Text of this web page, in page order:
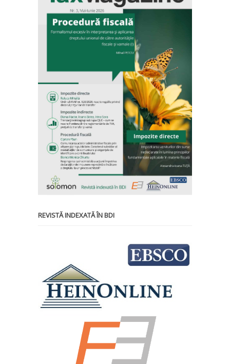
REVISTĂ INDEXATĂ ÎN BDI